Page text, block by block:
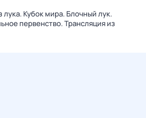
лука. Кубок мира. Блочный лук.
первенство. Трансляция из